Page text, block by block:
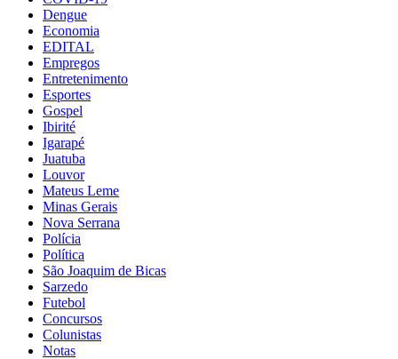
Dengue
Economia
EDITAL
Empregos
Entretenimento
Esportes
Gospel
Ibirité
Igarapé
Juatuba
Louvor
Mateus Leme
Minas Gerais
Nova Serrana
Polícia
Política
São Joaquim de Bicas
Sarzedo
Futebol
Concursos
Colunistas
Notas